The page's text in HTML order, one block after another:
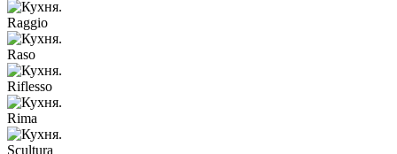
Raggio
Raso
Riflesso
Rima
Scultura